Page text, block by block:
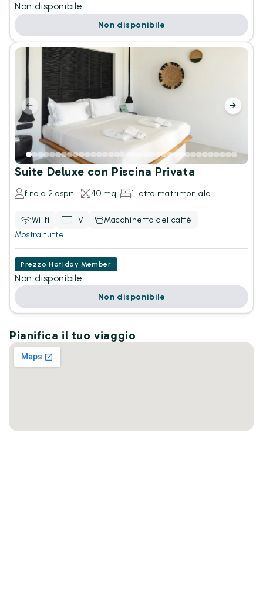
Non disponibile
Non disponibile
Suite Deluxe con Piscina Privata
fino a 2 ospiti 40 mq 1 letto matrimoniale
Wi-fi TV
Macchinetta del caffè
Mostra tutte
Prezzo Hotiday Member
Non disponibile
Non disponibile
Pianifica il tuo viaggio